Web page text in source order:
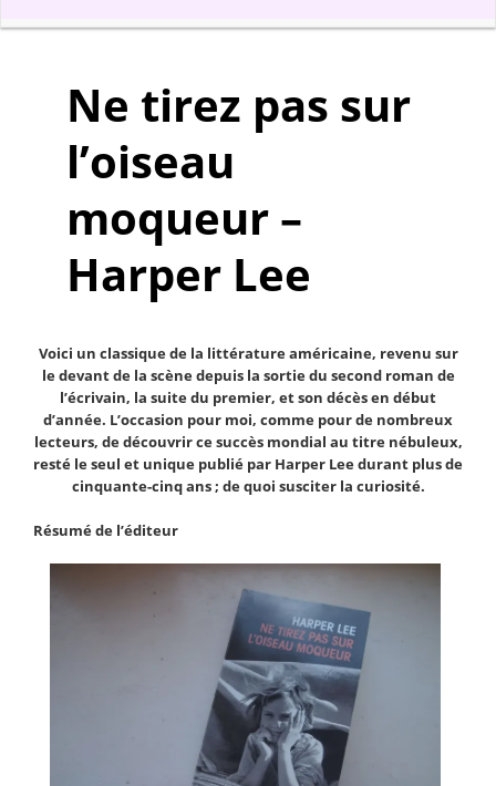
Ne tirez pas sur
l’oiseau
moqueur –
Harper Lee
Voici un classique de la littérature américaine, revenu sur
le devant de la scène depuis la sortie du second roman de
l’écrivain, la suite du premier, et son décès en début
d’année. L’occasion pour moi, comme pour de nombreux
lecteurs, de découvrir ce succès mondial au titre nébuleux,
resté le seul et unique publié par Harper Lee durant plus de
cinquante-cinq ans ; de quoi susciter la curiosité.
Résumé de l’éditeur